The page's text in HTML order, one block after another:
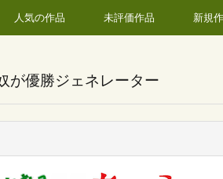
人気の作品 未評価作品 新規
が優勝ジェネレーター